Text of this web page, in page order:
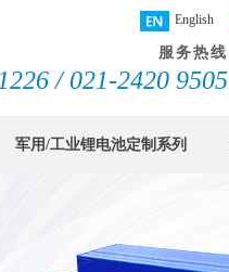
English
服务热线
/ 021-2420 9505
军用/工业锂电池定制系列